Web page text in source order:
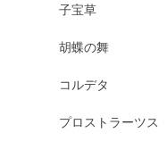
子宝草
胡蝶の舞
コルデタ
プロストラーツス